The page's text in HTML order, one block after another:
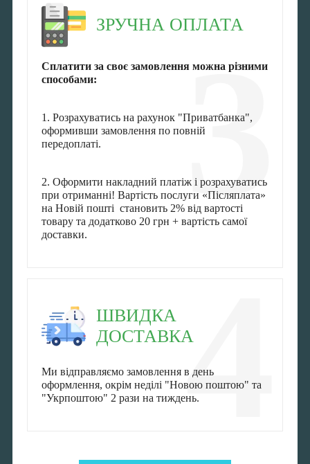
3
ЗРУЧНА ОПЛАТА
Сплатити за своє замовлення можна різними
способами:
1. Розрахуватись на рахунок "Приватбанка",
оформивши замовлення по повній
передоплаті.
2. Оформити накладний платіж і розрахуватись
при отриманні! Вартість послуги «Післяплата»
на Новій пошті становить 2% від вартості
товару та додатково 20 грн + вартість самої
доставки.
4
ШВИДКА
ДОСТАВКА
Ми відправляємо замовлення в день
оформлення, окрім неділі "Новою поштою" та
"Укрпоштою" 2 рази на тиждень.